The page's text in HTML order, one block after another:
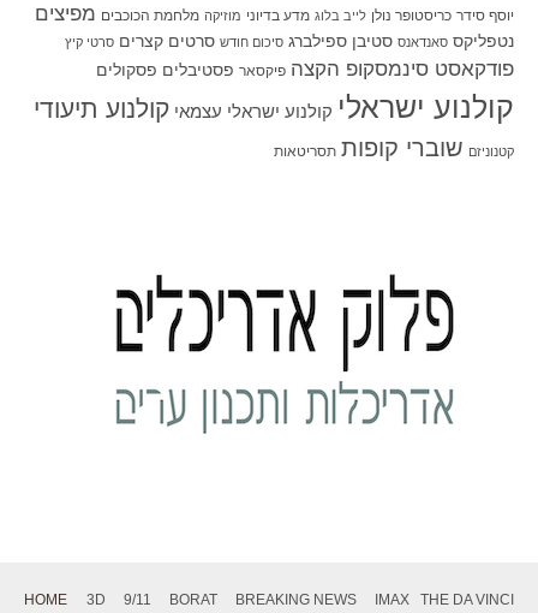
יוסף סידר כריסטופר נולן לייב בלוג מדע בדיוני מוזיקה מלחמת הכוכבים מפיצים
נטפליקס סאנדאנס סטיבן ספילברג סיכום חודש סרטים קצרים סרטי קיץ
פודקאסט סינמסקופ הקצה פיקסאר פסטיבלים פסקולים
קולנוע ישראלי קולנוע ישראלי עצמאי קולנוע תיעודי
קטנוניזם שוברי קופות תסריטאות
HOME 3D 9/11 BORAT BREAKING NEWS IMAX THE DA VINCI